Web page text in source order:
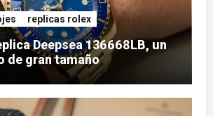
replicas rolex
Deepsea 136668LB, un
de gran tamaño